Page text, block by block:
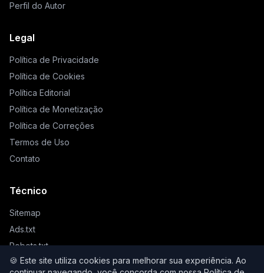
🍪 Este site utiliza cookies para melhorar sua experiência. Ao
Perfil do Autor
Legal
Política de Privacidade
Política de Cookies
Política Editorial
Política de Monetização
Política de Correções
Termos de Uso
Contato
Técnico
Sitemap
Ads.txt
Robots.txt
Llms.txt